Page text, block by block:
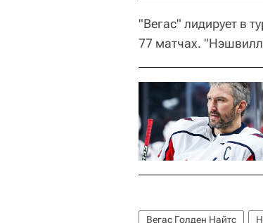
"Вегас" лидирует в
77 матчах.
Вегас Голден Найтс